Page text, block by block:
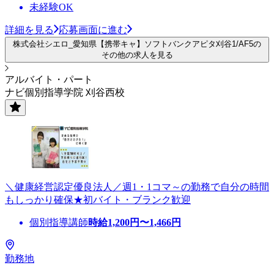
未経験OK
詳細を見る 応募画面に進む
株式会社シエロ_愛知県【携帯キャ】ソフトバンクアピタ刈谷1/AF5の
その他の求人を見る
アルバイト・パート
ナビ個別指導学院 刈谷西校
＼健康経営認定優良法人／週1・1コマ～の勤務で自分の時間
もしっかり確保★初バイト・ブランク歓迎
個別指導講師時給1,200円〜1,466円
勤務地